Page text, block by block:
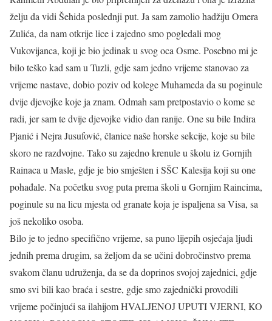
želju da vidi Šehida poslednji put. Ja sam zamolio hadžiju Omera
Zulića, da nam otkrije lice i zajedno smo pogledali mog
Vukovijanca, koji je bio jedinak u svog oca Osme. Posebno mi je
bilo teško kad sam u Tuzli, gdje sam jedno vrijeme stanovao za
vrijeme nastave, dobio poziv od kolege Muhameda da su poginule
dvije djevojke koje ja znam. Odmah sam pretpostavio o kome se
radi, jer sam te dvije djevojke vidio dan ranije. One su bile Indira
Pjanić i Nejra Jusufović, članice naše horske sekcije, koje su bile
skoro ne razdvojne. Tako su zajedno krenule u školu iz Gornjih
Rainaca u Masle, gdje je bio smješten i SŠC Kalesija koji su one
pohađale. Na početku svog puta prema školi u Gornjim Raincima,
poginule su na licu mjesta od granate koja je ispaljena sa Visa, sa
još nekoliko osoba.
Bilo je to jedno specifično vrijeme, sa puno lijepih osjećaja ljudi
jednih prema drugim, sa željom da se učini dobročinstvo prema
svakom članu udruženja, da se da doprinos svojoj zajednici, gdje
smo svi bili kao braća i sestre, gdje smo zajednički provodili
vrijeme počinjući sa ilahijom HVALJENOJ UPUTI VJERNI, KO